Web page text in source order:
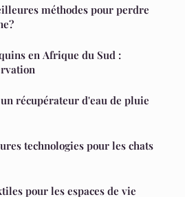
méthodes pour perdre
en Afrique du Sud :
récupérateur d'eau de pluie
technologies pour les chats
pour les espaces de vie